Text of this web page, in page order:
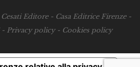
Editore - Casa Editrice Firenze -
- Privacy policy- Cookies policy